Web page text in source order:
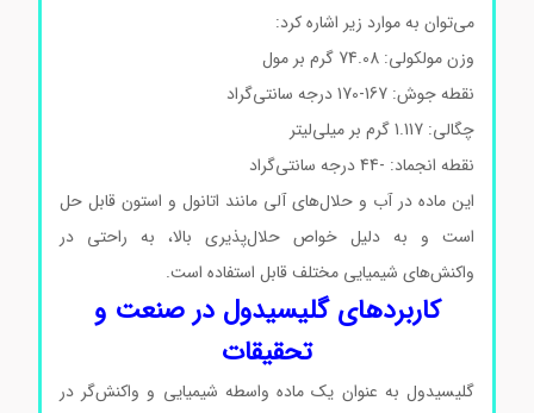
می‌توان به موارد زیر اشاره کرد:
وزن مولکولی: 74.08 گرم بر مول
نقطه جوش: 167-170 درجه سانتی‌گراد
چگالی: 1.117 گرم بر میلی‌لیتر
نقطه انجماد: -44 درجه سانتی‌گراد
این ماده در آب و حلال‌های آلی مانند اتانول و استون قابل حل
است و به دلیل خواص حلال‌پذیری بالا، به راحتی در
واکنش‌های شیمیایی مختلف قابل استفاده است.
کاربردهای گلیسیدول در صنعت و
تحقیقات
گلیسیدول به عنوان یک ماده واسطه شیمیایی و واکنش‌گر در